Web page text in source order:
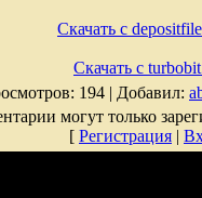
Скачать с
Скачать с
194 | Добавил:
могут только
[ Регистрация |